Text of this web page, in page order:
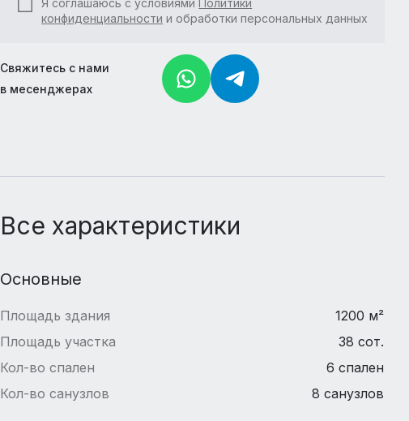
Я соглашаюсь с условиямиПолитики
конфиденциальности и обработки персональных данных
Свяжитесь с нами
в месенджерах
Все характеристики
Основные
Площадь здания
1200 м²
Площадь участка
38 сот.
Кол-во спален
6 спален
Кол-во санузлов
8 санузлов